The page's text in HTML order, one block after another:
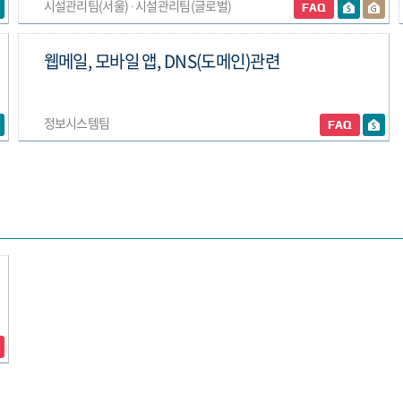
시설관리팀(서울) ∙ 시설관리팀(글로벌)
정보시스템팀
웹메일, 모바일 앱, DNS(도메인)관련